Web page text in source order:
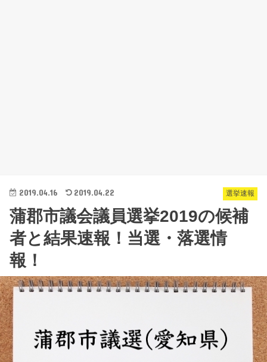
選挙速報
2019.04.16 2019.04.22
蒲郡市議会議員選挙2019の候補
者と結果速報！当選・落選情
報！